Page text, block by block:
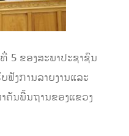
5 ຂອງສະພາປະຊາຊົນ
ງການລາຍງານແລະ
ຄັນພື້ນຖານຂອງແຂວງ